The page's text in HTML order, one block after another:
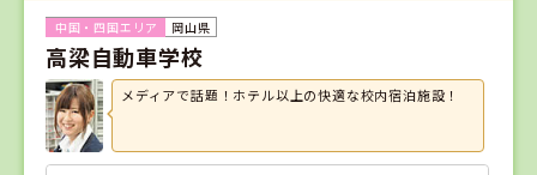
岡山県
高梁自動車学校
メディアで話題！ホテル以上の快適な校内宿泊施設！